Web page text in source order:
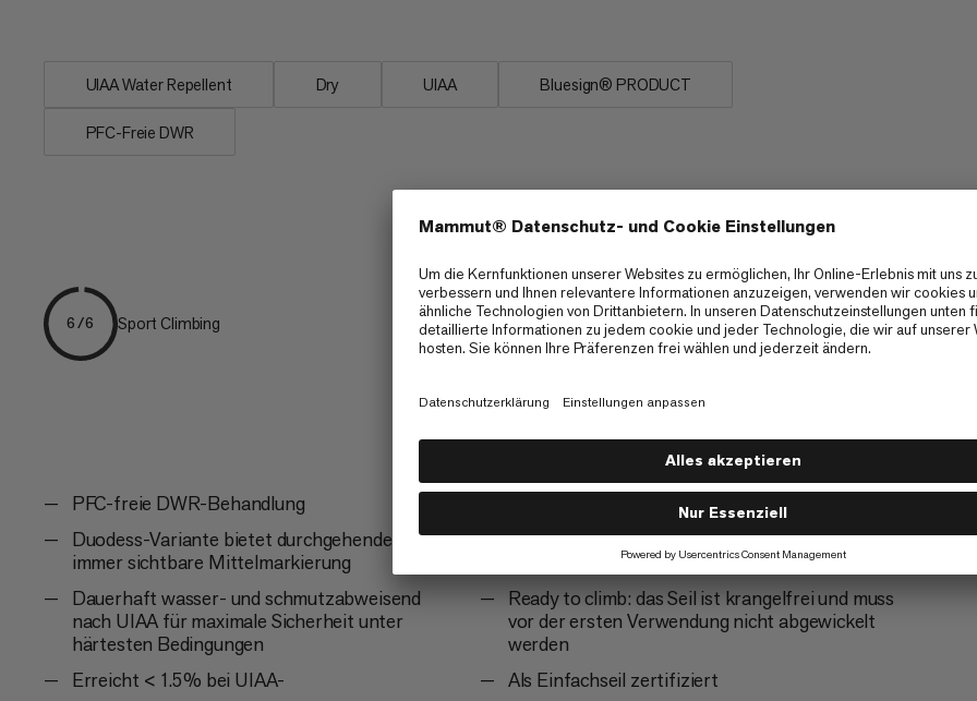
UIAA Water Repellent Dry UIAA Bluesign® PRODUCT
PFC-Freie DWR
6/6 Sport Climbing
PFC-freie DWR-Behandlung
Duodess-Variante bietet durchgehende und
immer sichtbare Mittelmarkierung
Dauerhaft wasser- und schmutzabweisend
nach UIAA für maximale Sicherheit unter
härtesten Bedingungen
Erreicht < 1.5 % bei UIAA-
Wasserabsorptionstests
Optimierte Abriebfestigkeit durch Dry
Ready to climb: das Seil ist krangelfrei und muss
vor der ersten Verwendung nicht abgewickelt
werden
Als Einfachseil zertifiziert